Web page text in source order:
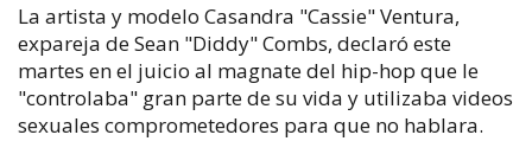
La artista y modelo Casandra "Cassie" Ventura,
expareja de Sean "Diddy" Combs, declaró este
martes en el juicio al magnate del hip-hop que le
"controlaba" gran parte de su vida y utilizaba videos
sexuales comprometedores para que no hablara.